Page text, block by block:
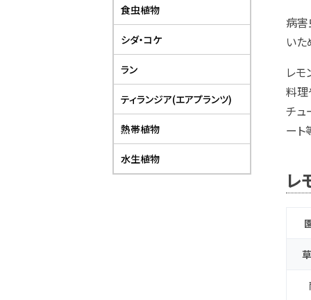
病害
いた
レモ
料理
チュ
ート
レ
食虫植物
シダ・コケ
ラン
ティランジア(エアプランツ)
熱帯植物
水生植物